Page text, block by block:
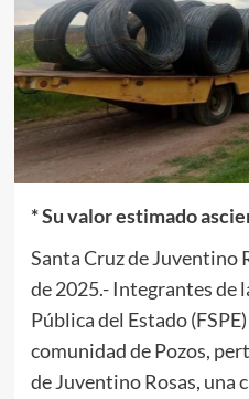
* Su valor estimado
Santa Cruz de Juventino
de 2025.- Integrantes de
Pública del Estado
comunidad de Pozos,
de Juventino Rosas, una